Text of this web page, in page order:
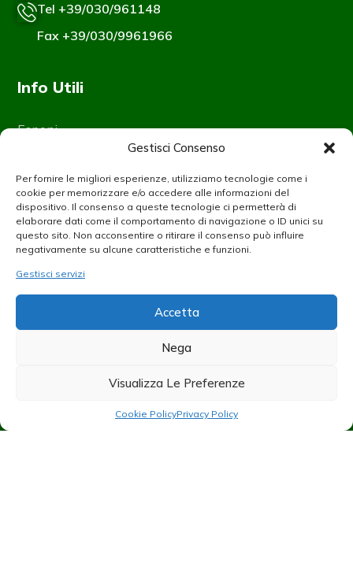
Gestisci Consenso
Per fornire le migliori esperienze, utilizziamo tecnologie come i
cookie per memorizzare e/o accedere alle informazioni del
dispositivo. Il consenso a queste tecnologie ci permetterà di
elaborare dati come il comportamento di navigazione o ID unici su
questo sito. Non acconsentire o ritirare il consenso può influire
negativamente su alcune caratteristiche e funzioni.
Gestisci servizi
Accetta
Nega
Visualizza Le Preferenze
Cookie PolicyPrivacy Policy
Tel +39/030/961148
Fax +39/030/9961966
Info Utili
Esponi
Contatti
Privacy Policy
Cookie Policy
Instagram